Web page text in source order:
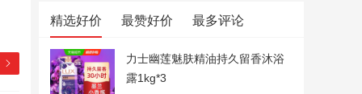
精选好价 最赞好价 最多评论
力士幽莲魅肤精油持久留香沐浴
露1kg*3